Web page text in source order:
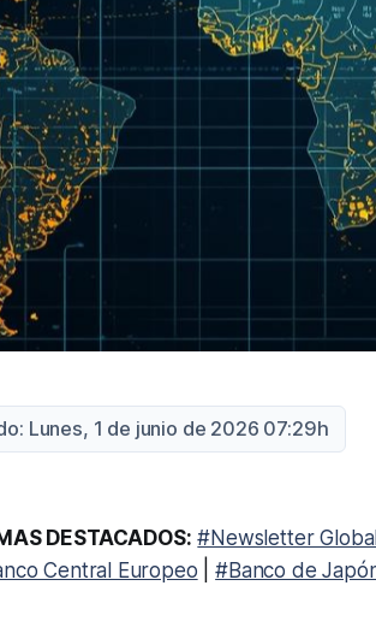
Lunes, 1 de junio de 2026 07:29h
DESTACADOS: #Newsletter
Central Europeo |#Banco de